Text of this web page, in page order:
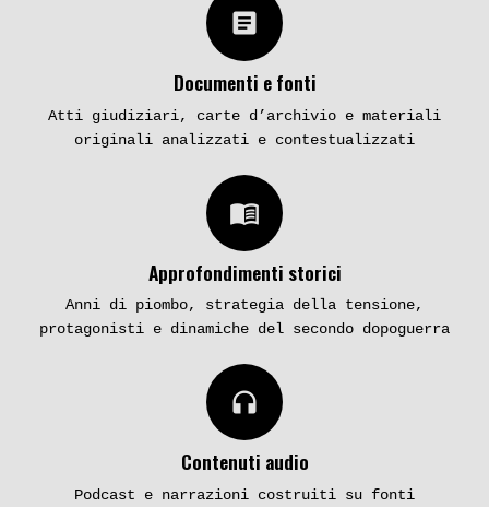
article
Documenti e fonti
Atti giudiziari, carte d’archivio e materiali
originali analizzati e contestualizzati
menu_book
Approfondimenti storici
Anni di piombo, strategia della tensione,
protagonisti e dinamiche del secondo dopoguerra
headphones
Contenuti audio
Podcast e narrazioni costruiti su fonti